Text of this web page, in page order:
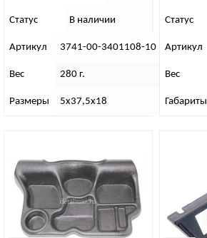
Статус В наличии
Артикул 3741-00-3401108-10
Вес 280 г.
Размеры 5х37,5х18
Статус
Артикул
Вес
Габариты